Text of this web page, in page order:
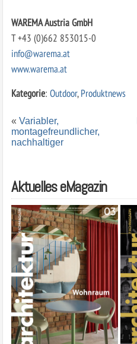
WAREMA Austria GmbH
T +43 (0)662 853015-0
info@warema.at
www.warema.at
Kategorie: Outdoor,Produktnews
« Variabler,
montagefreundlicher,
nachhaltiger
Aktuelles eMagazin